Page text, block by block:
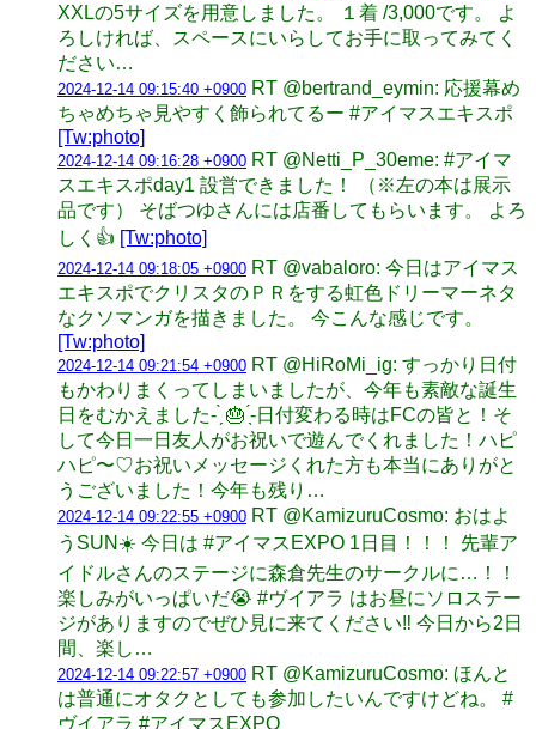
XXLの5サイズを用意しました。 １着 /3,000です。 よ
ろしければ、スペースにいらしてお手に取ってみてく
ださい…
2024-12-14 09:15:40 +0900 RT @bertrand_eymin: 応援幕め
ちゃめちゃ見やすく飾られてるー #アイマスエキスポ
[Tw:photo]
2024-12-14 09:16:28 +0900 RT @Netti_P_30eme: #アイマ
スエキスポday1 設営できました！ （※左の本は展示
品です） そばつゆさんには店番してもらいます。 よろ
しく👍️ [Tw:photo]
2024-12-14 09:18:05 +0900 RT @vabaloro: 今日はアイマス
エキスポでクリスタのＰＲをする虹色ドリーマーネタ
なクソマンガを描きました。 今こんな感じです。
[Tw:photo]
2024-12-14 09:21:54 +0900 RT @HiRoMi_ig: すっかり日付
もかわりまくってしまいましたが、今年も素敵な誕生
日をむかえました- ̗̀ 🎂 ̖́-日付変わる時はFCの皆と！そ
して今日一日友人がお祝いで遊んでくれました！ハピ
ハピ〜♡お祝いメッセージくれた方も本当にありがと
うございました！今年も残り…
2024-12-14 09:22:55 +0900 RT @KamizuruCosmo: おはよ
うSUN☀️ 今日は #アイマスEXPO 1日目！！！ 先輩ア
イドルさんのステージに森倉先生のサークルに…！！
楽しみがいっぱいだ😭 #ヴイアラ はお昼にソロステー
ジがありますのでぜひ見に来てください‼️ 今日から2日
間、楽し…
2024-12-14 09:22:57 +0900 RT @KamizuruCosmo: ほんと
は普通にオタクとしても参加したいんですけどね。 #
ヴイアラ #アイマスEXPO